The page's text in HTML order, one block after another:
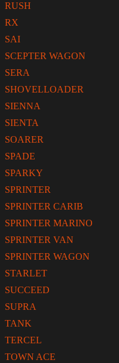
RUSH
RX
SAI
SCEPTER WAGON
SERA
SHOVELLOADER
SIENNA
SIENTA
SOARER
SPADE
SPARKY
SPRINTER
SPRINTER CARIB
SPRINTER MARINO
SPRINTER VAN
SPRINTER WAGON
STARLET
SUCCEED
SUPRA
TANK
TERCEL
TOWN ACE